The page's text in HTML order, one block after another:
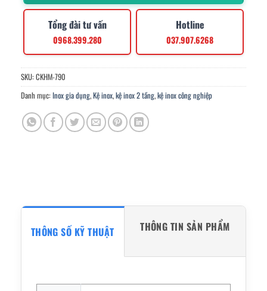
Tổng đài tư vấn
0968.399.280
Hotline
037.907.6268
SKU: CKHM-790
Danh mục: Inox gia dụng,Kệ inox,kệ inox 2 tầng,kệ inox công nghiệp
THÔNG SỐ KỸ THUẬT THÔNG TIN SẢN PHẨM